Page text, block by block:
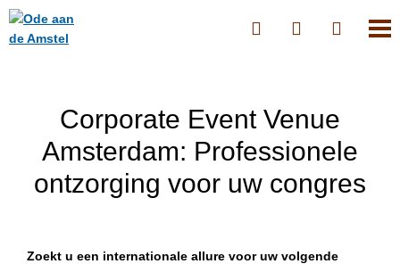
Corporate Event Venue
Amsterdam: Professionele
ontzorging voor uw congres
Zoekt u een internationale allure voor uw volgende